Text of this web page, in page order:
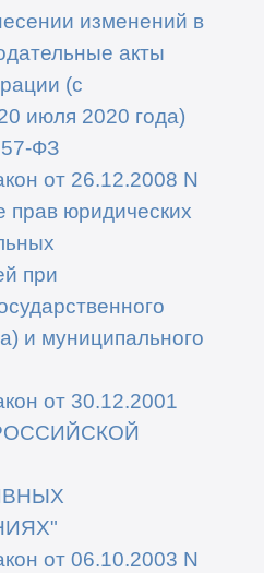
изменений в
акты
(с
июля 2020 года)
ФЗ
от 26.12.2008 N
юридических
при
и муниципального
от 30.12.2001
от 06.10.2003 N